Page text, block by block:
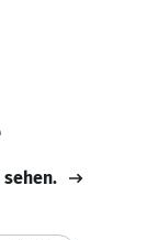
sehen.